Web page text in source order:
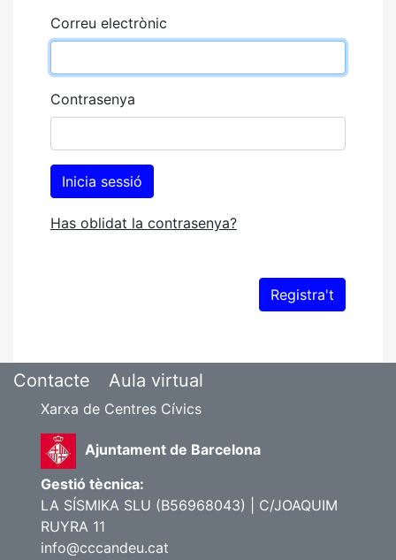
Correu electrònic
Contrasenya
Has oblidat la contrasenya?
Contacte Aula virtual
Xarxa de Centres Cívics
Ajuntament de Barcelona
Gestió tècnica:
LA SÍSMIKA SLU (B56968043) | C/JOAQUIM
RUYRA 11
info@cccandeu.cat